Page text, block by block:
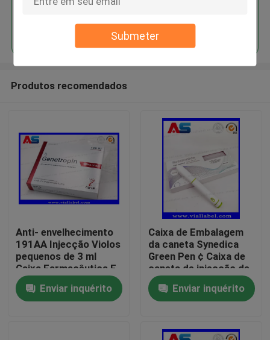
Submeter
Casa
Produtos
Continue
Produtos recomendados
Anti- envelhecimento
191AA Injecção Violos
pequenos de 3 ml
Caixa Farmacêutica E
Etiquetas Impressão
Genetropina
Enviar inquérito
Caixa de Embalagem
da caneta Synedica
Green Pen ¢ Caixa de
caneta de injecção de
peptídeos
personalizada para
Reta Caneta de
de 40 mg, caneta de
Enviar inquérito